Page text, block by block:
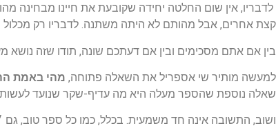
לדבריו, אין שום החלטה יחידה שקובעת את חיינו מבחינה
קצת אחרים, אבל מהותם לא היתה משתנה. לדבריו רק מכלול
בין אם אתם מסכימים ובין אם דעתכם שונה, תודו שזה
למעשה מותיר שי אספריל את השאלה פתוחה, מהי באמת
שאלה נוספת שהספר מעלה היא מה עדיף-שקר שנועד לעשות
ושוב, התשובה אינה חד משמעית. בכלל, כמו כל ספר טוב,